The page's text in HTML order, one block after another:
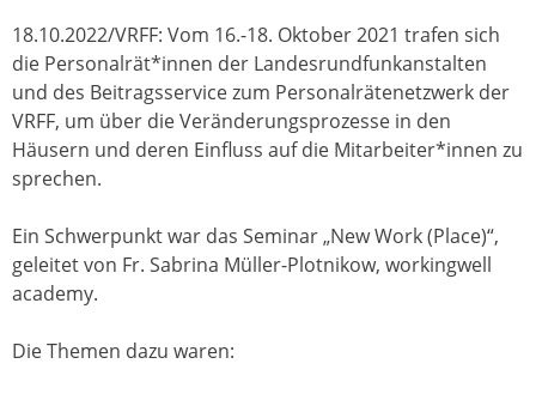
18.10.2022/VRFF: Vom 16.-18. Oktober 2021 trafen sich
die Personalrät*innen der Landesrundfunkanstalten
und des Beitragsservice zum Personalrätenetzwerk der
VRFF, um über die Veränderungsprozesse in den
Häusern und deren Einfluss auf die Mitarbeiter*innen zu
sprechen.
Ein Schwerpunkt war das Seminar „New Work (Place)“,
geleitet von Fr. Sabrina Müller-Plotnikow, workingwell
academy.
Die Themen dazu waren: